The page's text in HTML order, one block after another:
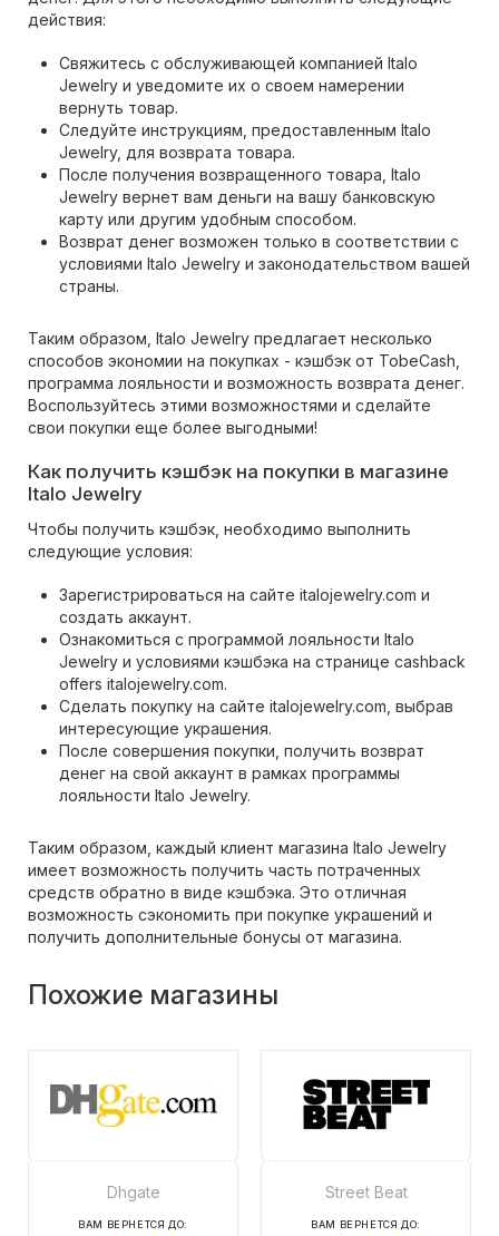
действия:
Свяжитесь с обслуживающей компанией Italo
Jewelry и уведомите их о своем намерении
вернуть товар.
Следуйте инструкциям, предоставленным Italo
Jewelry, для возврата товара.
После получения возвращенного товара, Italo
Jewelry вернет вам деньги на вашу банковскую
карту или другим удобным способом.
Возврат денег возможен только в соответствии с
условиями Italo Jewelry и законодательством вашей
страны.
Таким образом, Italo Jewelry предлагает несколько
способов экономии на покупках - кэшбэк от TobeCash,
программа лояльности и возможность возврата денег.
Воспользуйтесь этими возможностями и сделайте
свои покупки еще более выгодными!
Как получить кэшбэк на покупки в магазине
Italo Jewelry
Чтобы получить кэшбэк, необходимо выполнить
следующие условия:
Зарегистрироваться на сайте italojewelry.com и
создать аккаунт.
Ознакомиться с программой лояльности Italo
Jewelry и условиями кэшбэка на странице cashback
offers italojewelry.com.
Сделать покупку на сайте italojewelry.com, выбрав
интересующие украшения.
После совершения покупки, получить возврат
денег на свой аккаунт в рамках программы
лояльности Italo Jewelry.
Таким образом, каждый клиент магазина Italo Jewelry
имеет возможность получить часть потраченных
средств обратно в виде кэшбэка. Это отличная
возможность сэкономить при покупке украшений и
получить дополнительные бонусы от магазина.
Похожие магазины
Dhgate
ВАМ ВЕРНЕТСЯ ДО:
Street Beat
ВАМ ВЕРНЕТСЯ ДО: